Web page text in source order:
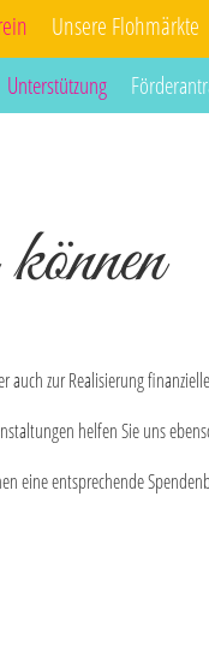
Unsere Flohmärkte
Unterstützung
auch zur Realisierung
helfen Sie uns
eine entsprechende